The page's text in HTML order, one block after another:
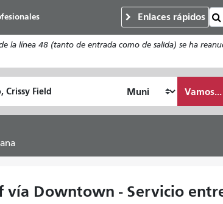
Enlaces rápidos
la línea 48 (tanto de entrada como de salida) se ha
Cómo
quiero
Vamos...
vía Downtown - Servicio